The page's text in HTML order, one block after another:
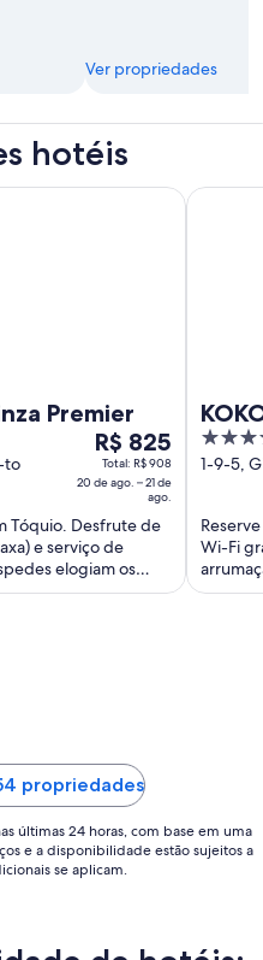
Ver propriedades
hotéis
Premier
to
O
preço
é
de
R$ 825
por
diária
ago.
a
de
ago..
R$ 825
Total: R$ 908
20 de ago. – 21 de
ago.
Tóquio. Desfrute de
e serviço de
elogiam os
3.5
out
5
1-9-5,
Wi-Fi
...
KOKO
propriedades
últimas 24 horas, com base em uma
e a disponibilidade estão sujeitos a
se aplicam.